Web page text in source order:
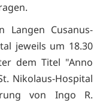
Cusanus-
jeweils um 18.30
dem Titel "Anno
Nikolaus-Hospital
von Ingo R.